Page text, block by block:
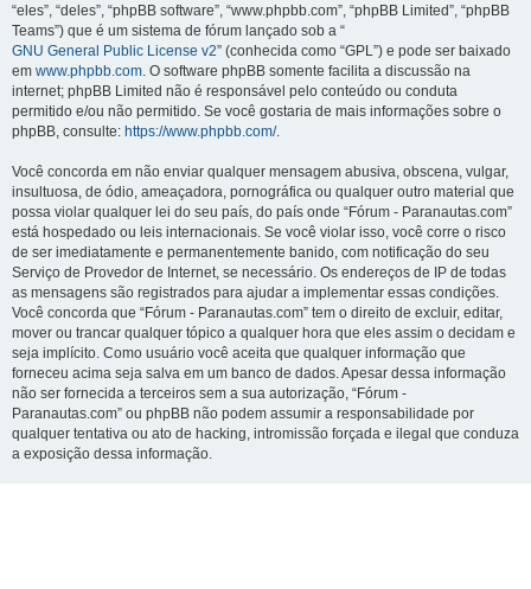
“eles”, “deles”, “phpBB software”, “www.phpbb.com”, “phpBB Limited”, “phpBB
Teams”) que é um sistema de fórum lançado sob a “
GNU General Public License v2” (conhecida como “GPL”) e pode ser baixado
em www.phpbb.com. O software phpBB somente facilita a discussão na
internet; phpBB Limited não é responsável pelo conteúdo ou conduta
permitido e/ou não permitido. Se você gostaria de mais informações sobre o
phpBB, consulte: https://www.phpbb.com/.
Você concorda em não enviar qualquer mensagem abusiva, obscena, vulgar,
insultuosa, de ódio, ameaçadora, pornográfica ou qualquer outro material que
possa violar qualquer lei do seu país, do país onde “Fórum - Paranautas.com”
está hospedado ou leis internacionais. Se você violar isso, você corre o risco
de ser imediatamente e permanentemente banido, com notificação do seu
Serviço de Provedor de Internet, se necessário. Os endereços de IP de todas
as mensagens são registrados para ajudar a implementar essas condições.
Você concorda que “Fórum - Paranautas.com” tem o direito de excluir, editar,
mover ou trancar qualquer tópico a qualquer hora que eles assim o decidam e
seja implícito. Como usuário você aceita que qualquer informação que
forneceu acima seja salva em um banco de dados. Apesar dessa informação
não ser fornecida a terceiros sem a sua autorização, “Fórum -
Paranautas.com” ou phpBB não podem assumir a responsabilidade por
qualquer tentativa ou ato de hacking, intromissão forçada e ilegal que conduza
a exposição dessa informação.